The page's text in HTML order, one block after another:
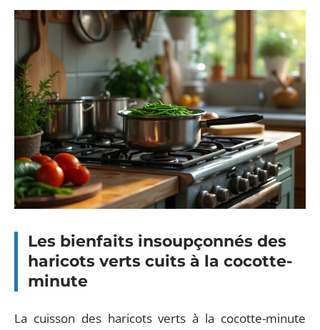
Les bienfaits insoupçonnés des
haricots verts cuits à la cocotte-
minute
La cuisson des haricots verts à la cocotte-minute